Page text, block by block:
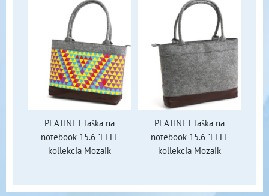
PLATINET Taška na
notebook 15.6 "FELT
kollekcia Mozaik
PLATINET Taška na
notebook 15.6 "FELT
kollekcia Mozaik